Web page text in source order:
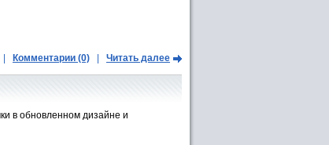
Комментарии (0) Читать далее
в обновленном дизайне и